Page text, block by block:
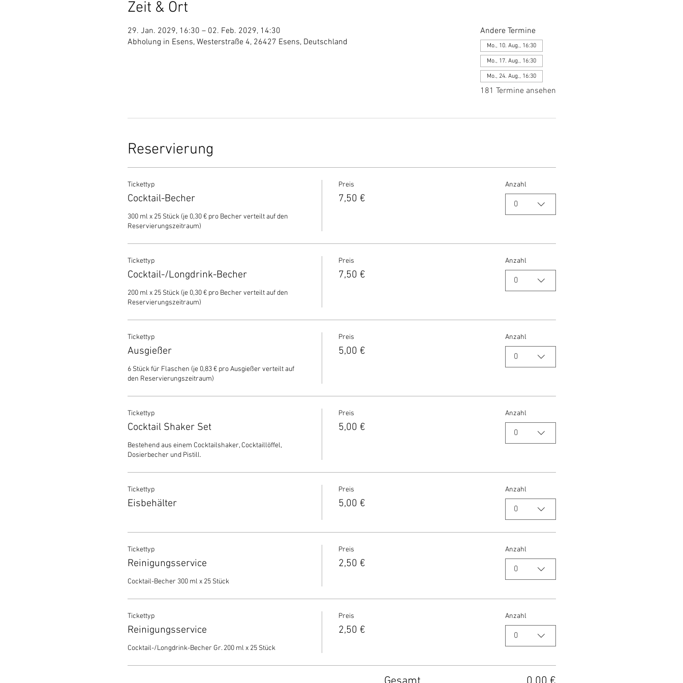
Zeit & Ort
29. Jan. 2029, 16:30 – 02. Feb. 2029, 14:30
Abholung in Esens, Westerstraße 4, 26427 Esens, Deutschland
Andere Termine
Mo., 10. Aug., 16:30
Mo., 17. Aug., 16:30
Mo., 24. Aug., 16:30
181 Termine ansehen
Reservierung
Tickettyp
Cocktail-Becher
300 ml x 25 Stück (je 0,30 € pro Becher verteilt auf den
Reservierungszeitraum)
Preis
7,50 €
Anzahl
0
Tickettyp
Cocktail-/Longdrink-Becher
200 ml x 25 Stück (je 0,30 € pro Becher verteilt auf den
Reservierungszeitraum)
Preis
7,50 €
Anzahl
0
Tickettyp
Ausgießer
6 Stück für Flaschen (je 0,83 € pro Ausgießer verteilt auf
den Reservierungszeitraum)
Preis
5,00 €
Anzahl
0
Tickettyp
Cocktail Shaker Set
Bestehend aus einem Cocktailshaker, Cocktaillöffel,
Dosierbecher und Pistill.
Preis
5,00 €
Anzahl
0
Tickettyp
Eisbehälter
Preis
5,00 €
Anzahl
0
Tickettyp
Reinigungsservice
Cocktail-Becher 300 ml x 25 Stück
Preis
2,50 €
Anzahl
0
Tickettyp
Reinigungsservice
Cocktail-/Longdrink-Becher Gr. 200 ml x 25 Stück
Preis
2,50 €
Anzahl
0